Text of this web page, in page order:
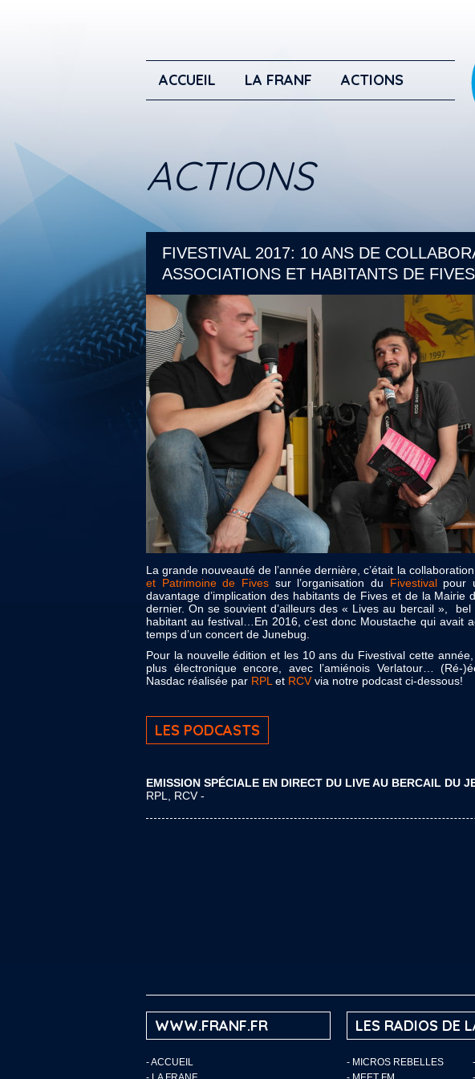
ACCUEIL LA FRANF ACTIONS
ACTIONS
FIVESTIVAL 2017: 10 ANS DE
ASSOCIATIONS ET HABITANTS DE FIVES
La grande nouveauté de l’année dernière, c’était la
et Patrimoine de Fivessur l’organisation du Fivestivalpour
davantage d’implication des habitants de Fives et de la
dernier. On se souvient d’ailleurs des « Lives au bercail », bel
habitant au festival…En 2016, c’est donc Moustache qui avait
temps d’un concert de Junebug.
Pour la nouvelle édition et les 10 ans du Fivestival cette
plus électronique encore, avec l’amiénois Verlatour… (Ré-
Nasdac réalisée par RPL et RCVvia notre podcast ci-dessous!
LES PODCASTS
EMISSION SPÉCIALE EN DIRECT DU LIVE AU BERCAIL DU
RPL, RCV -
WWW.FRANF.FR
-ACCUEIL
LES RADIOS DE
- MICROS REBELLES